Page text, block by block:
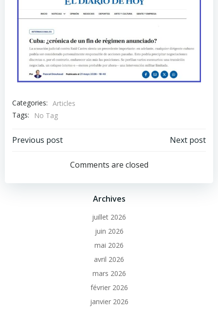
Categories: Articles
Tags:
No Tag
Previous post Next post
Comments are closed
Archives
juillet 2026
juin 2026
mai 2026
avril 2026
mars 2026
février 2026
janvier 2026